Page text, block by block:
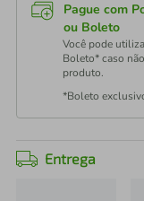
Pague com
ou Boleto
Você pode
Boleto* caso
produto.
*Boleto
Entrega